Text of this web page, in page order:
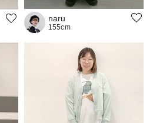
naru
155cm